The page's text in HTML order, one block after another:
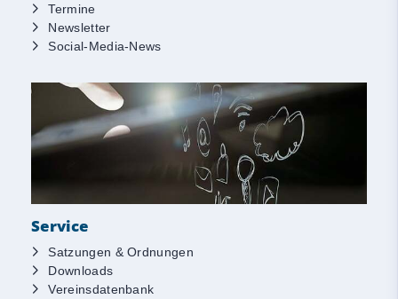
Termine
Newsletter
Social-Media-News
Service
Satzungen & Ordnungen
Downloads
Vereinsdatenbank